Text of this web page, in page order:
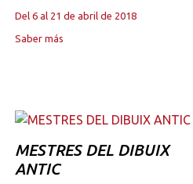
Del 6 al 21 de abril de 2018
Saber más
MESTRES DEL DIBUIX
ANTIC